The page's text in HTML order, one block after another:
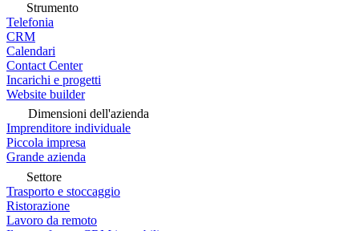
Strumento
Telefonia
CRM
Calendari
Contact Center
Incarichi e progetti
Website builder
Dimensioni dell'azienda
Imprenditore individuale
Piccola impresa
Grande azienda
Settore
Trasporto e stoccaggio
Ristorazione
Lavoro da remoto